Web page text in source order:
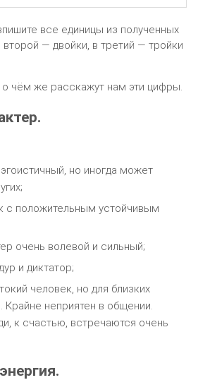
все единицы из полученных
второй — двойки, в третий — тройки
чём же расскажут нам эти цифры.
но иногда может
с положительным устойчивым
очень волевой и сильный;
и диктатор;
человек, но для близких
Крайне неприятен в общении.
к счастью, встречаются очень